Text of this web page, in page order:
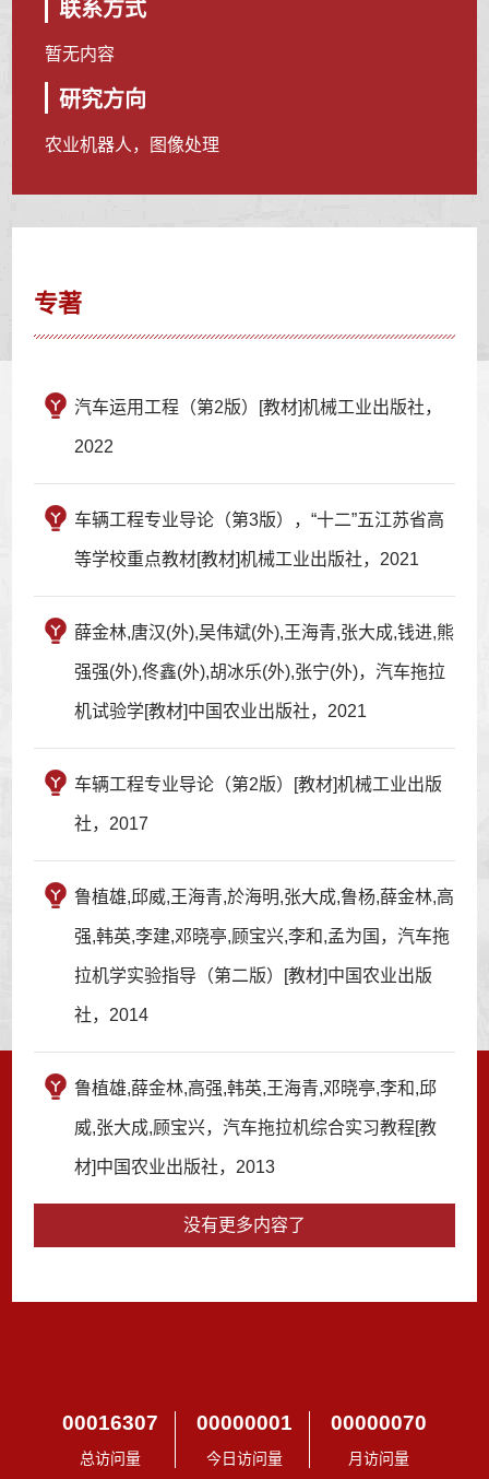
联系方式
暂无内容
研究方向
农业机器人，图像处理
专著
汽车运用工程（第2版）[教材]机械工业出版社，
2022
车辆工程专业导论（第3版），“十二”五江苏省高
等学校重点教材[教材]机械工业出版社，2021
薛金林,唐汉(外),吴伟斌(外),王海青,张大成,钱进,熊
强强(外),佟鑫(外),胡冰乐(外),张宁(外)，汽车拖拉
机试验学[教材]中国农业出版社，2021
车辆工程专业导论（第2版）[教材]机械工业出版
社，2017
鲁植雄,邱威,王海青,於海明,张大成,鲁杨,薛金林,高
强,韩英,李建,邓晓亭,顾宝兴,李和,孟为国，汽车拖
拉机学实验指导（第二版）[教材]中国农业出版
社，2014
鲁植雄,薛金林,高强,韩英,王海青,邓晓亭,李和,邱
威,张大成,顾宝兴，汽车拖拉机综合实习教程[教
材]中国农业出版社，2013
没有更多内容了
00016307
总访问量
00000001
今日访问量
00000070
月访问量